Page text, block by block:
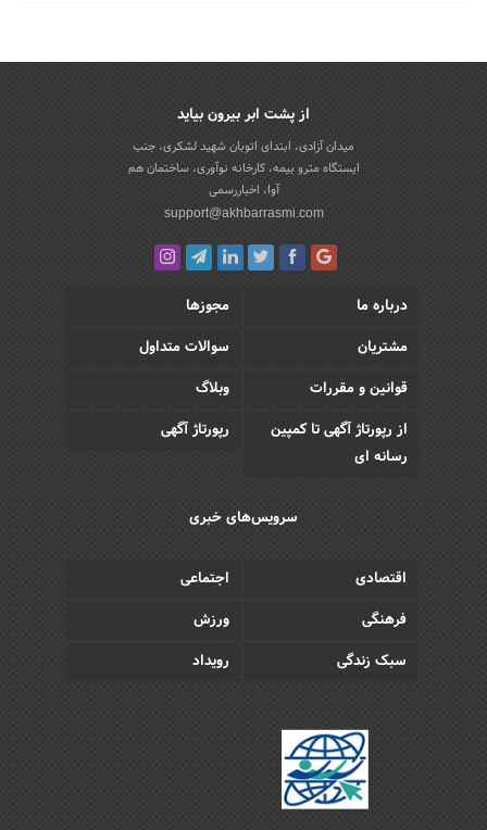
از پشت ابر بیرون بیاید
میدان آزادی، ابتدای اتوبان شهید لشکری، جنب
ایستگاه مترو بیمه، کارخانه نوآوری، ساختمان هم
آوا، اخباررسمی
support@akhbarrasmi.com
درباره ما
مجوزها
مشتریان
سوالات متداول
قوانین و مقررات
وبلاگ
از رپورتاژ آگهی تا کمپین
رسانه ای
رپورتاژ آگهی
سرویس‌های خبری
اقتصادی
اجتماعی
فرهنگی
ورزش
سبک زندگی
رویداد